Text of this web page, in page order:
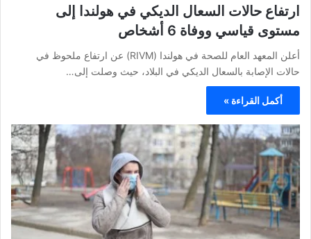
ارتفاع حالات السعال الديكي في هولندا إلى
مستوى قياسي ووفاة 6 أشخاص
أعلن المعهد العام للصحة في هولندا (RIVM) عن ارتفاع ملحوظ في
حالات الإصابة بالسعال الديكي في البلاد، حيث وصلت إلى…
أكمل القراءة »